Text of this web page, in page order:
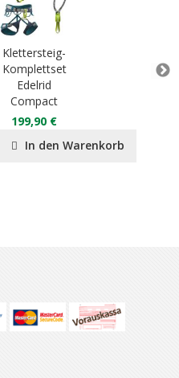
Klettersteig-
Komplettset
Edelrid
Compact
199,90 €
In den Warenkorb